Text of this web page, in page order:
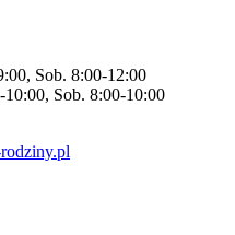
Sob. 8:00-12:00
10:00, Sob. 8:00-10:00